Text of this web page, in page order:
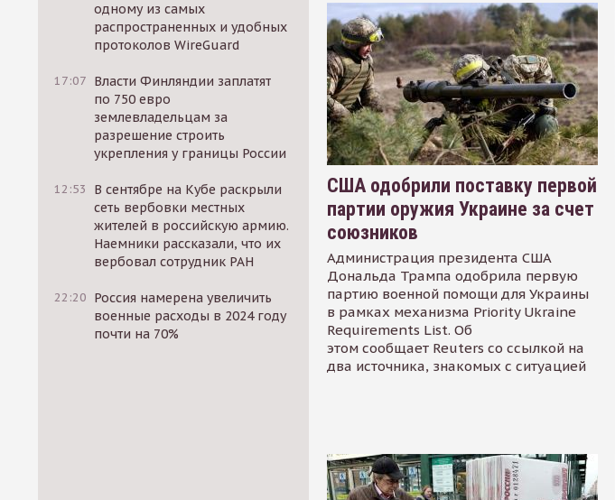
одному из самых
распространенных и удобных
протоколов WireGuard
17:07 Власти Финляндии заплатят
по 750 евро
землевладельцам за
разрешение строить
укрепления у границы России
12:53
В сентябре на Кубе раскрыли
сеть вербовки местных
жителей в российскую армию.
Наемники рассказали, что их
вербовал сотрудник РАН
22:20 Россия намерена увеличить
военные расходы в 2024 году
почти на 70%
США одобрили поставку первой
партии оружия Украине за счет
союзников
Администрация президента США
Дональда Трампа одобрила первую
партию военной помощи для Украины
в рамках механизма Priority Ukraine
Requirements List. Об
этом сообщает Reuters со ссылкой на
два источника, знакомых с ситуацией